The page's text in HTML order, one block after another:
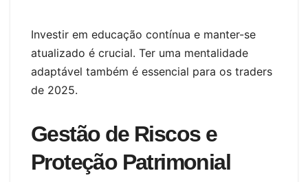
Investir em educação contínua e manter-se
atualizado é crucial. Ter uma mentalidade
adaptável também é essencial para os traders
de 2025.
Gestão de Riscos e
Proteção Patrimonial